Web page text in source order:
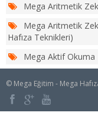
Mega Aritmetik
Mega Aritmetik
Hafıza Teknikleri)
Mega Aktif Okuma
© Mega Eğitim - Mega